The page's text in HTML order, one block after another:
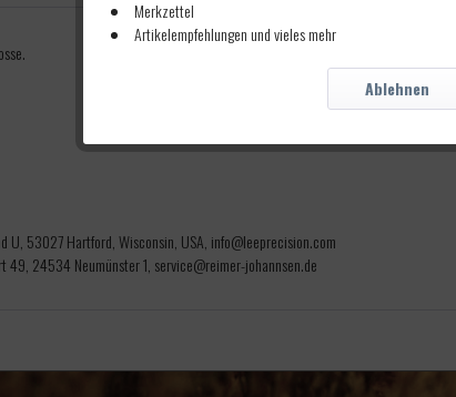
U, 53027 Hartford, Wisconsin, USA, info@leeprecision.com
49, 24534 Neumünster 1, service@reimer-johannsen.de
Merkzettel
Artikelempfehlungen und vieles mehr
Ablehnen